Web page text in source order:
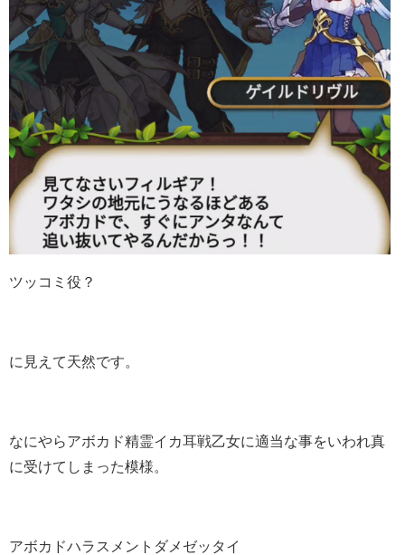
ツッコミ役？
に見えて天然です。
なにやらアボカド精霊イカ耳戦乙女に適当な事をいわれ真
に受けてしまった模様。
アボカドハラスメントダメゼッタイ